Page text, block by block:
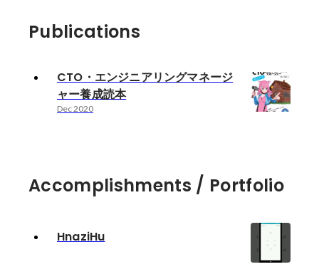
Publications
CTO・エンジニアリングマネージ
ャー養成読本
Dec 2020
Accomplishments / Portfolio
HnaziHu